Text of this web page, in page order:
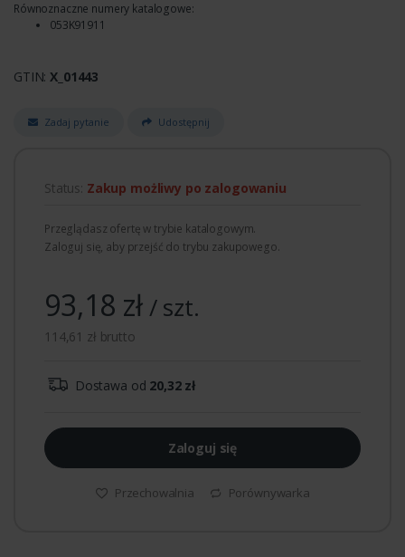
Równoznaczne numery katalogowe:
053K91911
GTIN:X_01443
Zadaj pytanie Udostępnij
Status: Zakup możliwy po zalogowaniu
Przeglądasz ofertę w trybie katalogowym.
Zaloguj się, aby przejść do trybu zakupowego.
93,18 zł/ szt.
114,61 zł brutto
Dostawa od 20,32 zł
Zaloguj się
Przechowalnia Porównywarka